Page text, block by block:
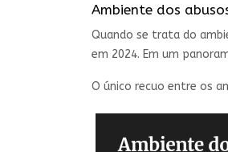
Ambiente dos
Quando se trata do
em 2024. Em um
O único recuo entre os